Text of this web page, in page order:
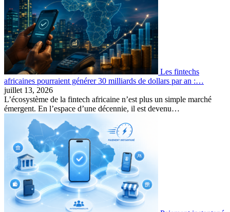
Les fintechs
africaines pourraient générer 30 milliards de dollars par an :…
juillet 13, 2026
L’écosystème de la fintech africaine n’est plus un simple marché
émergent. En l’espace d’une décennie, il est devenu…